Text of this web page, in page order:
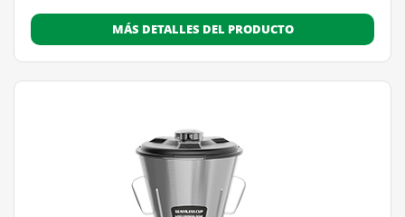
MÁS DETALLES DEL PRODUCTO